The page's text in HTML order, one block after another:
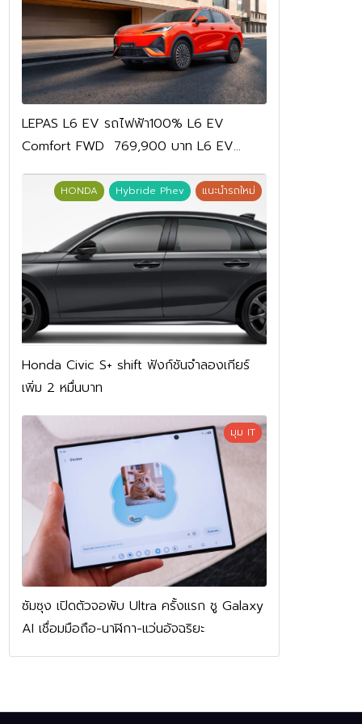
LEPAS L6 EV รถไฟฟ้า100% L6 EV
Comfort FWD 769,900 บาท L6 EV
Premium FWD 799,900 บาท
HONDA Hybride Phev แนะนำรถใหม่
Honda Civic S+ shift ฟังก์ชันจำลองเกียร์
เพิ่ม 2 หมื่นบาท
มุม IT
ซัมซุง เปิดตัวจอพับ Ultra ครั้งแรก ชู Galaxy
AI เชื่อมมือถือ-นาฬิกา-แว่นอัจฉริยะ